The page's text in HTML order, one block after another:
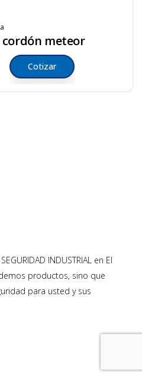
meteor
Cotizar
INDUSTRIAL en El
productos, sino que
para usted y sus